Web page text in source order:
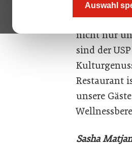
Auswahl
Gerhard
„Während
nicht nur
sind der
Restaurant
unsere
Sasha